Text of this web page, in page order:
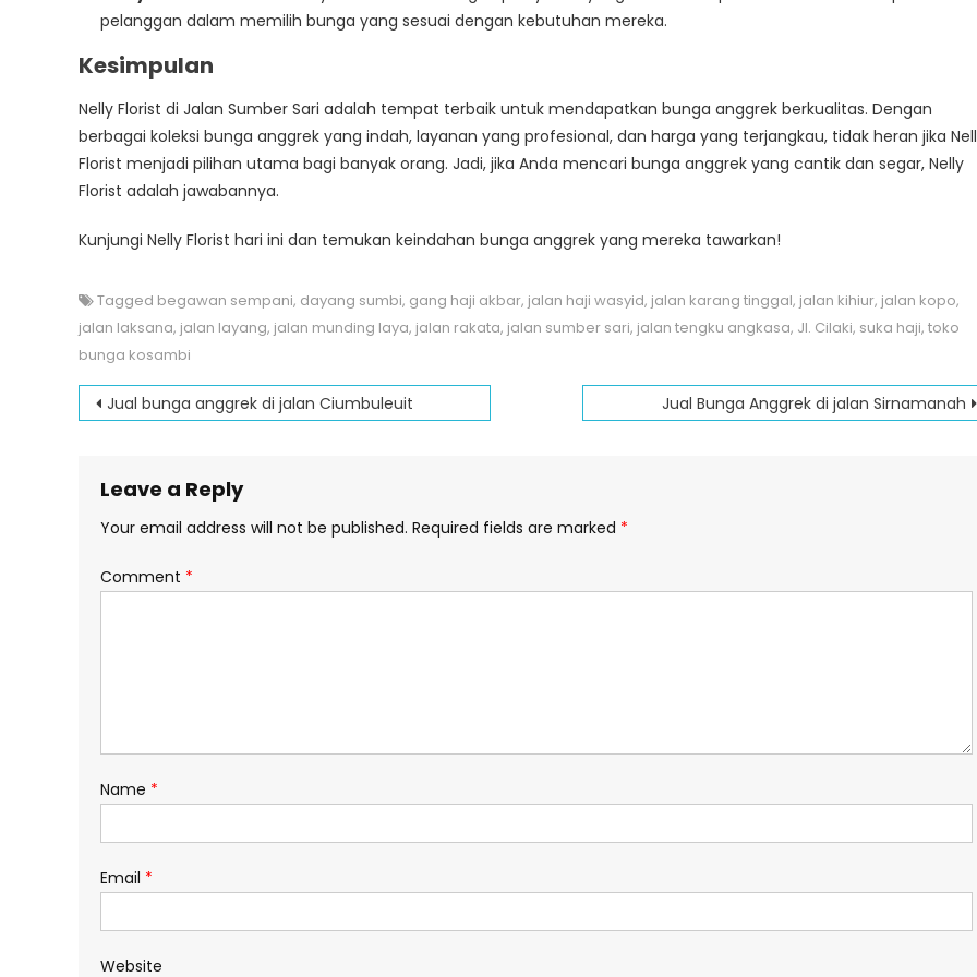
pelanggan dalam memilih bunga yang sesuai dengan kebutuhan mereka.
Kesimpulan
Nelly Florist di Jalan Sumber Sari adalah tempat terbaik untuk mendapatkan bunga anggrek berkualitas. Dengan
berbagai koleksi bunga anggrek yang indah, layanan yang profesional, dan harga yang terjangkau, tidak heran jika
Florist menjadi pilihan utama bagi banyak orang. Jadi, jika Anda mencari bunga anggrek yang cantik dan segar, Nelly
Florist adalah jawabannya.
Kunjungi Nelly Florist hari ini dan temukan keindahan bunga anggrek yang mereka tawarkan!
Tagged begawan sempani, dayang sumbi, gang haji akbar, jalan haji wasyid, jalan karang tinggal, jalan kihiur, jalan kopo,
jalan laksana, jalan layang, jalan munding laya, jalan rakata, jalan sumber sari, jalan tengku angkasa, Jl. Cilaki, suka haji, toko
bunga kosambi
Post
Jual bunga anggrek di jalan Ciumbuleuit Jual Bunga Anggrek di jalan Sirnamanah
Leave a Reply
Your email address will not be published. Required fields are marked *
Comment *
Name *
Email *
Website